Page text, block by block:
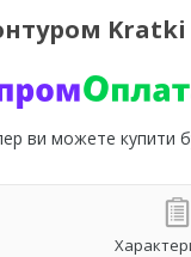
Kratki
ви можете